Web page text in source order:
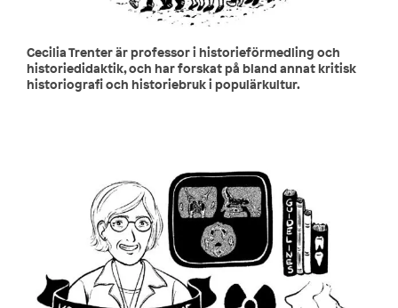
Cecilia Trenter är professor i historieförmedling och
historiedidaktik, och har forskat på bland annat kritisk
historiografi och historiebruk i populärkultur.